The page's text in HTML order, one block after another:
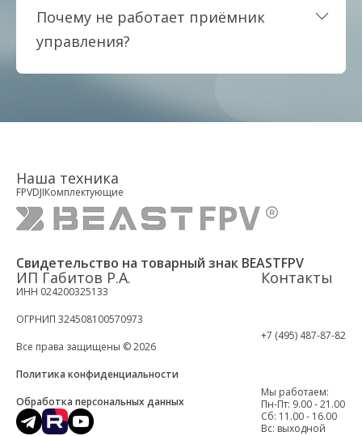
Почему не работает приёмник
управления?
Наша техника
FPVDJIКомплектующие
Свидетельство на товарный знак BEASTFPV
ИП Габитов Р.А.
ИНН 024200325133
ОГРНИП 324508100570973
Все права защищены © 2026
Политика конфиденциальности
Обработка персональных данных
Контакты
+7 (495) 487-87-82
Мы работаем:
Пн-Пт: 9.00 - 21.00
Cб: 11.00 - 16.00
Вс: выходной